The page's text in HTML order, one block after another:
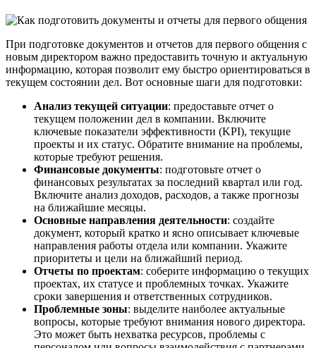
При подготовке документов и отчетов для первого общения с
новым директором важно предоставить точную и актуальную
информацию, которая позволит ему быстро ориентироваться в
текущем состоянии дел. Вот основные шаги для подготовки:
Анализ текущей ситуации: предоставьте отчет о
текущем положении дел в компании. Включите
ключевые показатели эффективности (KPI), текущие
проекты и их статус. Обратите внимание на проблемы,
которые требуют решения.
Финансовые документы: подготовьте отчет о
финансовых результатах за последний квартал или год.
Включите анализ доходов, расходов, а также прогнозы
на ближайшие месяцы.
Основные направления деятельности: создайте
документ, который кратко и ясно описывает ключевые
направления работы отдела или компании. Укажите
приоритеты и цели на ближайший период.
Отчеты по проектам: соберите информацию о текущих
проектах, их статусе и проблемных точках. Укажите
сроки завершения и ответственных сотрудников.
Проблемные зоны: выделите наиболее актуальные
вопросы, которые требуют внимания нового директора.
Это может быть нехватка ресурсов, проблемы с